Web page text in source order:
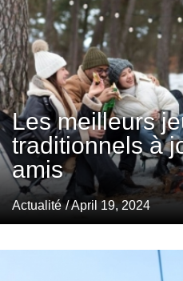
Les meilleurs
traditionnels à
amis
Actualité / April 19, 2024